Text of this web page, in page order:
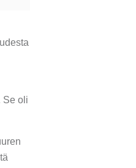
Se oli